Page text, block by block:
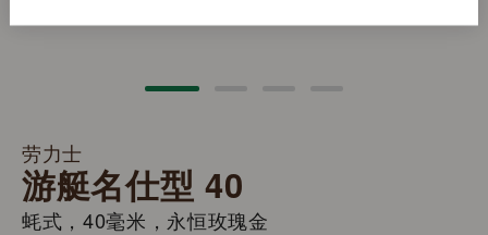
劳力士
游艇名仕型 40
蚝式，40毫米，永恒玫瑰金